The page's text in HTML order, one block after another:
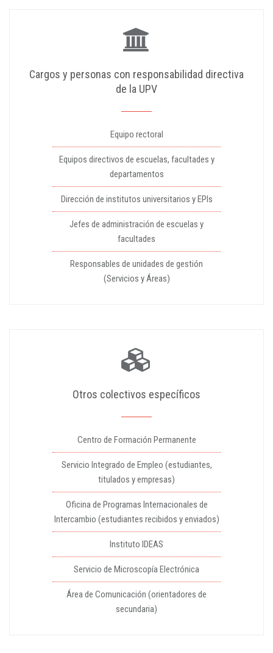
Cargos y personas con responsabilidad directiva
de la UPV
Equipo rectoral
Equipos directivos de escuelas, facultades y
departamentos
Dirección de institutos universitarios y EPIs
Jefes de administración de escuelas y
facultades
Responsables de unidades de gestión
(Servicios y Áreas)
Otros colectivos específicos
Centro de Formación Permanente
Servicio Integrado de Empleo (estudiantes,
titulados y empresas)
Oficina de Programas Internacionales de
Intercambio (estudiantes recibidos y enviados)
Instituto IDEAS
Servicio de Microscopía Electrónica
Área de Comunicación (orientadores de
secundaria)